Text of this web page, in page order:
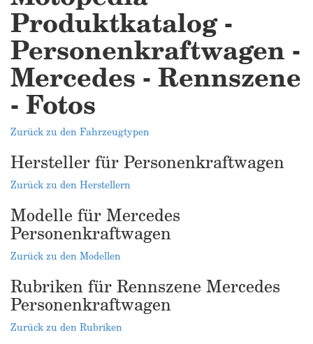
Produktkatalog -
Personenkraftwagen -
Mercedes - Rennszene
- Fotos
Zurück zu den Fahrzeugtypen
Hersteller für Personenkraftwagen
Zurück zu den Herstellern
Modelle für Mercedes
Personenkraftwagen
Zurück zu den Modellen
Rubriken für Rennszene Mercedes
Personenkraftwagen
Zurück zu den Rubriken